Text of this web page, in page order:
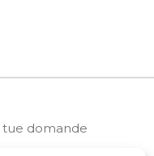
tue domande